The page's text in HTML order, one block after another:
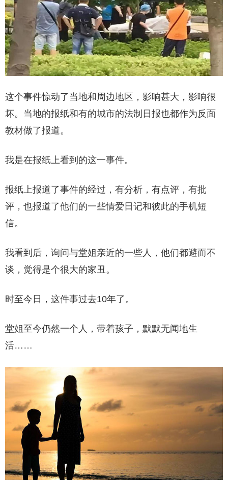
这个事件惊动了当地和周边地区，影响甚大，影响很
坏。当地的报纸和有的城市的法制日报也都作为反面
教材做了报道。
我是在报纸上看到的这一事件。
报纸上报道了事件的经过，有分析，有点评，有批
评，也报道了他们的一些情爱日记和彼此的手机短
信。
我看到后，询问与堂姐亲近的一些人，他们都避而不
谈，觉得是个很大的家丑。
时至今日，这件事过去10年了。
堂姐至今仍然一个人，带着孩子，默默无闻地生
活……